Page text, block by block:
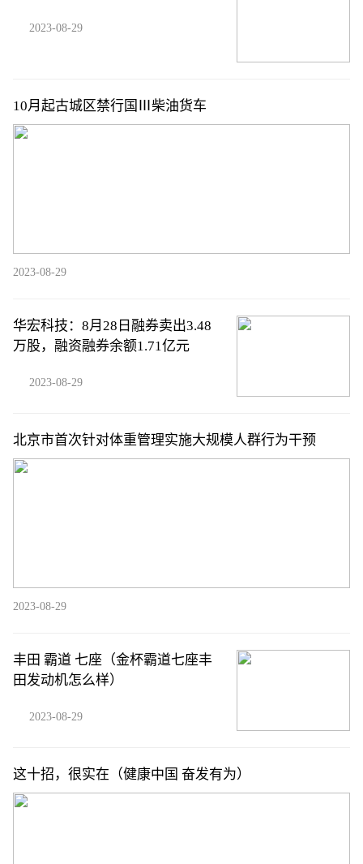
2023-08-29
10月起古城区禁行国Ⅲ柴油货车
2023-08-29
华宏科技：8月28日融券卖出3.48
万股，融资融券余额1.71亿元
2023-08-29
北京市首次针对体重管理实施大规模人群行为干预
2023-08-29
丰田 霸道 七座（金杯霸道七座丰
田发动机怎么样）
2023-08-29
这十招，很实在（健康中国 奋发有为）